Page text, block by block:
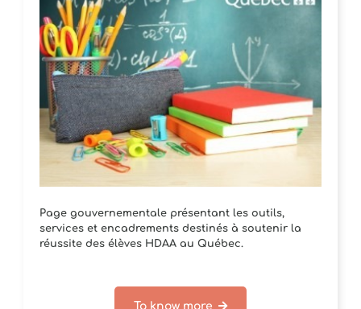
Page gouvernementale présentant les outils,
services et encadrements destinés à soutenir la
réussite des élèves HDAA au Québec.
To know more